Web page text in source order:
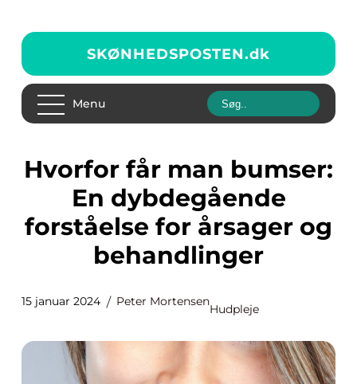
SKØNHEDSPOSTEN.dk
Menu
Hvorfor får man bumser:
En dybdegående
forståelse for årsager og
behandlinger
15 januar 2024 Peter Mortensen
Hudpleje